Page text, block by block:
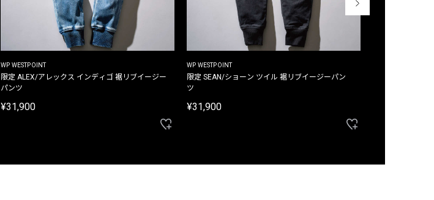
WP WESTPOINT
限定 ALEX/アレックス インディゴ 裾リブイージー
パンツ
¥31,900
WP WESTPOINT
限定 SEAN/ショーン ツイル 裾リブイージーパン
ツ
¥31,900